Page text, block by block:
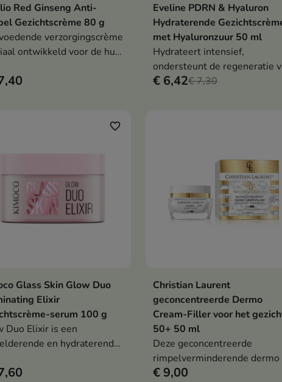
In winkelwagen
Red Ginseng Anti-
Gezichtscrème 80 g
verzorgingscrème
ontwikkeld voor de huid
regeneratie en
In winkelwagen
Eveline PDRN & Hyaluron
Hydraterende
met Hyaluronzuur 50 ml
Hydrateert intensief,
ondersteunt de regeneratie
de opperhuid en helpt de
€ 6,42€ 7,30
In winkelwagen
favorite_border
Glass Skin Glow Duo
Elixir
serum 100 g
Duo Elixir is een
en hydraterende
combineert met het
In winkelwagen
Christian Laurent
geconcentreerde Dermo
Cream-Filler voor het
50+ 50 ml
Deze geconcentreerde
rimpelverminderende dermo
crème-filler is een
€ 9,00